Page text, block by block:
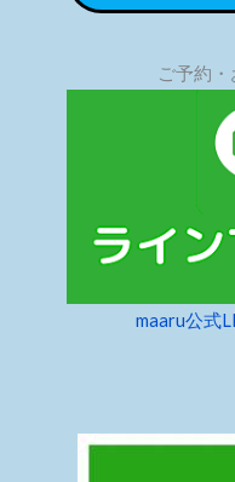
ご予約
maaru公式